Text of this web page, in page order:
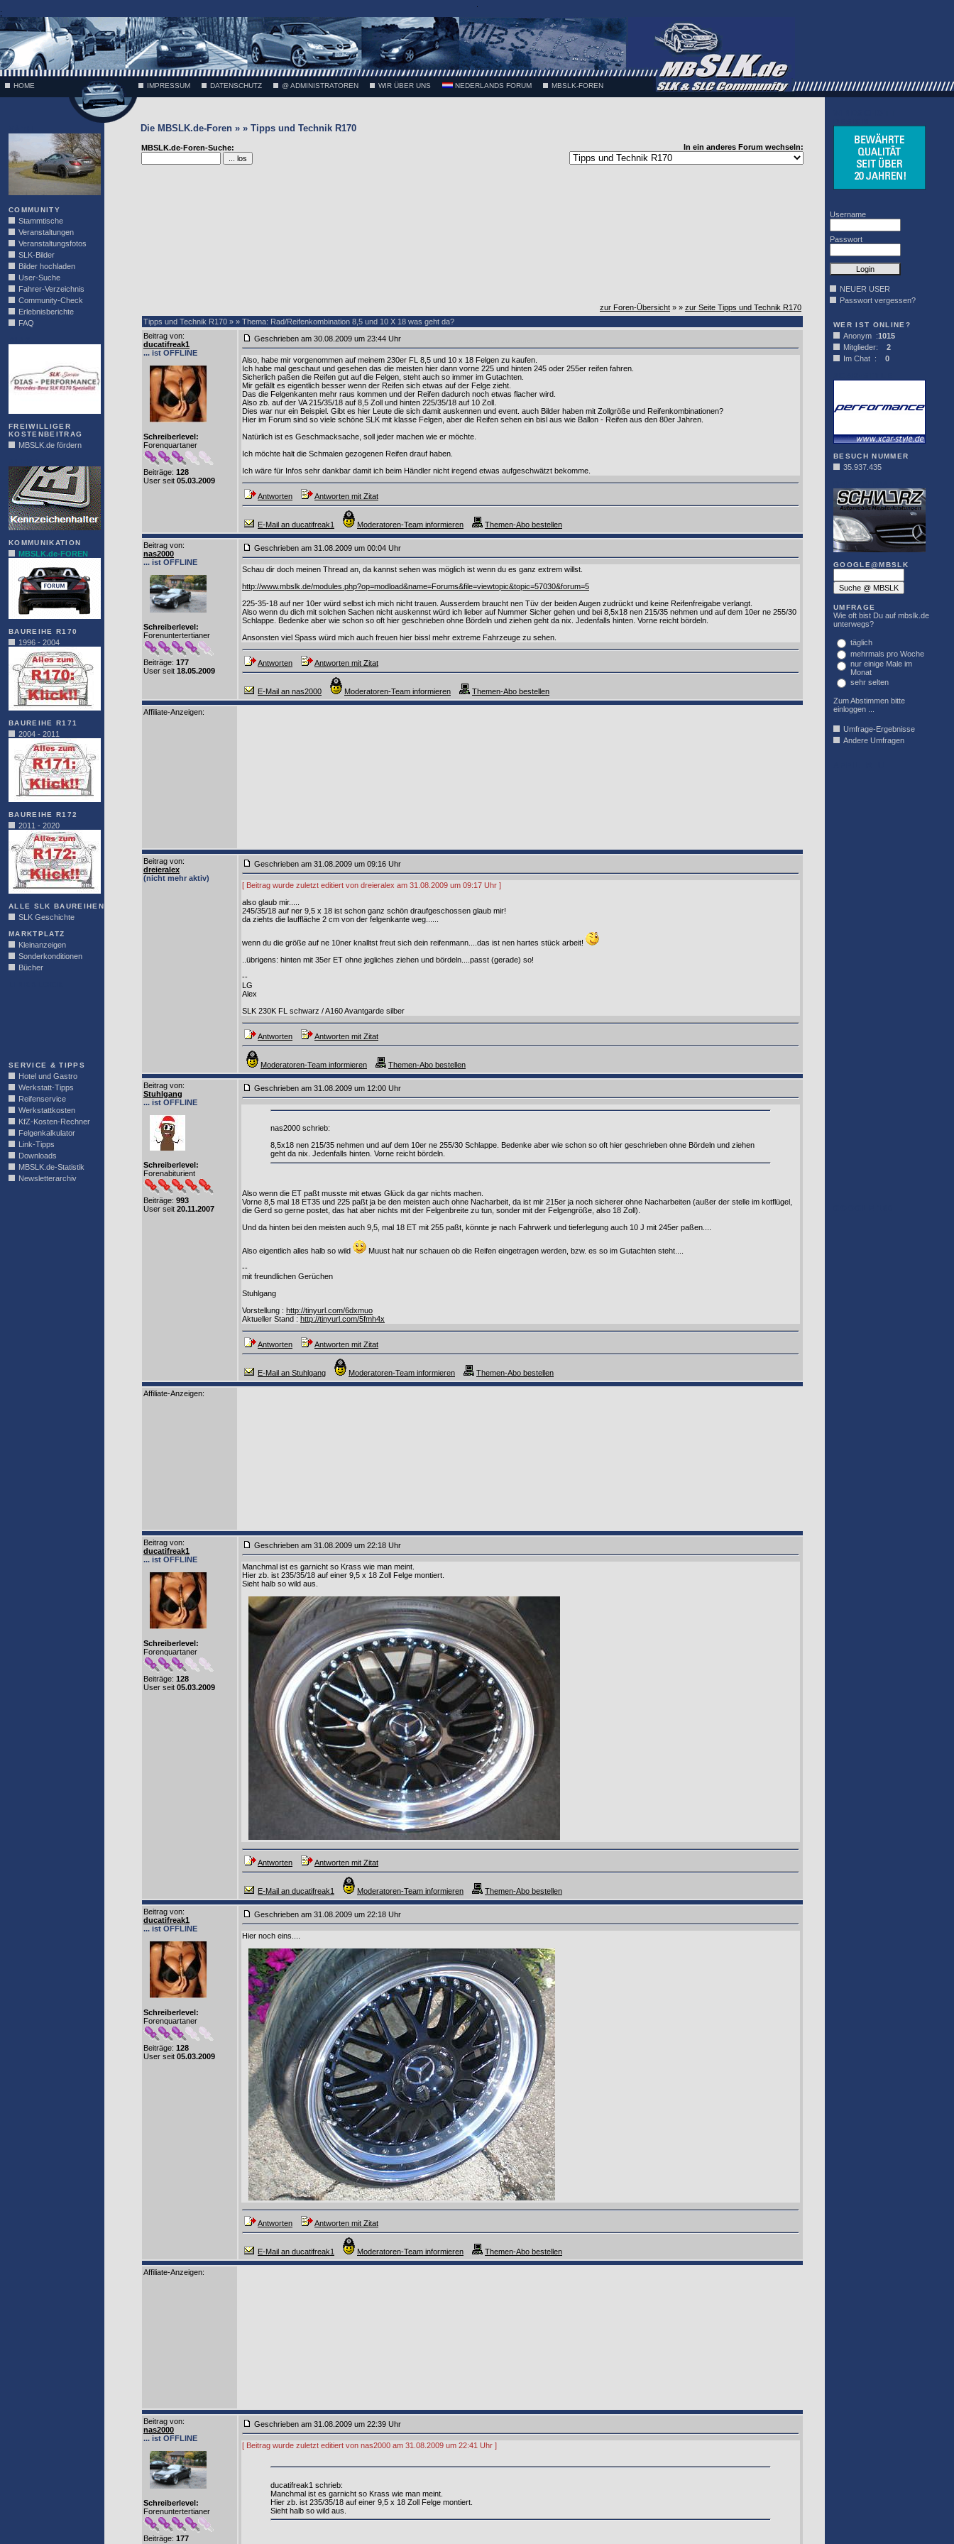
;
HOME IMPRESSUM DATENSCHUTZ @ ADMINISTRATOREN WIR ÜBER UNS NEDERLANDS FORUM MBSLK-FOREN
COMMUNITY
Stammtische
Veranstaltungen
Veranstaltungsfotos
SLK-Bilder
Bilder hochladen
User-Suche
Fahrer-Verzeichnis
Community-Check
Erlebnisberichte
FAQ
FREIWILLIGER
KOSTENBEITRAG
MBSLK.de fördern
KOMMUNIKATION
MBSLK.de-FOREN
BAUREIHE R170
1996 - 2004
BAUREIHE R171
2004 - 2011
BAUREIHE R172
2011 - 2020
ALLE SLK BAUREIHEN
SLK Geschichte
MARKTPLATZ
Kleinanzeigen
Sonderkonditionen
Bücher
SERVICE & TIPPS
Hotel und Gastro
Werkstatt-Tipps
Reifenservice
Werkstattkosten
KfZ-Kosten-Rechner
Felgenkalkulator
Link-Tipps
Downloads
MBSLK.de-Statistik
Newsletterarchiv
Die MBSLK.de-Foren » » Tipps und Technik R170
MBSLK.de-Foren-Suche: In ein anderes Forum wechseln:
zur Foren-Übersicht » » zur Seite Tipps und Technik R170
Tipps und Technik R170 » » Thema: Rad/Reifenkombination 8,5 und 10 X 18 was geht da?
Beitrag von:
ducatifreak1
... ist OFFLINE
Schreiberlevel:
Forenquartaner
Beiträge: 128
User seit 05.03.2009
Geschrieben am 30.08.2009 um 23:44 Uhr
Also, habe mir vorgenommen auf meinem 230er FL 8,5 und 10 x 18 Felgen zu kaufen.
Ich habe mal geschaut und gesehen das die meisten hier dann vorne 225 und hinten 245 oder 255er reifen fahren.
Sicherlich paßen die Reifen gut auf die Felgen, steht auch so immer im Gutachten.
Mir gefällt es eigentlich besser wenn der Reifen sich etwas auf der Felge zieht.
Das die Felgenkanten mehr raus kommen und der Reifen dadurch noch etwas flacher wird.
Also zb. auf der VA 215/35/18 auf 8,5 Zoll und hinten 225/35/18 auf 10 Zoll.
Dies war nur ein Beispiel. Gibt es hier Leute die sich damit auskennen und event. auch Bilder haben mit Zollgröße und Reifenkombinationen?
Hier im Forum sind so viele schöne SLK mit klasse Felgen, aber die Reifen sehen ein bisl aus wie Ballon - Reifen aus den 80er Jahren.
Natürlich ist es Geschmacksache, soll jeder machen wie er möchte.
Ich möchte halt die Schmalen gezogenen Reifen drauf haben.
Ich wäre für Infos sehr dankbar damit ich beim Händler nicht iregend etwas aufgeschwätzt bekomme.
Antworten Antworten mit Zitat
E-Mail an ducatifreak1 Moderatoren-Team informieren Themen-Abo bestellen
Beitrag von:
nas2000
... ist OFFLINE
Schreiberlevel:
Forenuntertertianer
Beiträge: 177
User seit 18.05.2009
Geschrieben am 31.08.2009 um 00:04 Uhr
Schau dir doch meinen Thread an, da kannst sehen was möglich ist wenn du es ganz extrem willst.
http://www.mbslk.de/modules.php?op=modload&name=Forums&file=viewtopic&topic=57030&forum=5
225-35-18 auf ner 10er würd selbst ich mich nicht trauen. Ausserdem braucht nen Tüv der beiden Augen zudrückt und keine Reifenfreigabe verlangt.
Also wenn du dich mit solchen Sachen nicht auskennst würd ich lieber auf Nummer Sicher gehen und bei 8,5x18 nen 215/35 nehmen und auf dem 10er ne 255/30
Schlappe. Bedenke aber wie schon so oft hier geschrieben ohne Bördeln und ziehen geht da nix. Jedenfalls hinten. Vorne reicht bördeln.
Ansonsten viel Spass würd mich auch freuen hier bissl mehr extreme Fahrzeuge zu sehen.
Antworten Antworten mit Zitat
E-Mail an nas2000 Moderatoren-Team informieren Themen-Abo bestellen
Affiliate-Anzeigen:
Beitrag von:
dreieralex
(nicht mehr aktiv)
Geschrieben am 31.08.2009 um 09:16 Uhr
[ Beitrag wurde zuletzt editiert von dreieralex am 31.08.2009 um 09:17 Uhr ]
also glaub mir.....
245/35/18 auf ner 9,5 x 18 ist schon ganz schön draufgeschossen glaub mir!
da ziehts die lauffläche 2 cm von der felgenkante weg......
wenn du die größe auf ne 10ner knalltst freut sich dein reifenmann....das ist nen hartes stück arbeit!
..übrigens: hinten mit 35er ET ohne jegliches ziehen und bördeln....passt (gerade) so!
--
LG
Alex
SLK 230K FL schwarz / A160 Avantgarde silber
Antworten Antworten mit Zitat
Moderatoren-Team informieren Themen-Abo bestellen
Beitrag von:
Stuhlgang
... ist OFFLINE
Schreiberlevel:
Forenabiturient
Beiträge: 993
User seit 20.11.2007
Geschrieben am 31.08.2009 um 12:00 Uhr
nas2000 schrieb:
8,5x18 nen 215/35 nehmen und auf dem 10er ne 255/30 Schlappe. Bedenke aber wie schon so oft hier geschrieben ohne Bördeln und ziehen
geht da nix. Jedenfalls hinten. Vorne reicht bördeln.
Also wenn die ET paßt musste mit etwas Glück da gar nichts machen.
Vorne 8,5 mal 18 ET35 und 225 paßt ja be den meisten auch ohne Nacharbeit, da ist mir 215er ja noch sicherer ohne Nacharbeiten (außer der stelle im kotflügel,
die Gerd so gerne postet, das hat aber nichts mit der Felgenbreite zu tun, sonder mit der Felgengröße, also 18 Zoll).
Und da hinten bei den meisten auch 9,5, mal 18 ET mit 255 paßt, könnte je nach Fahrwerk und tieferlegung auch 10 J mit 245er paßen....
Also eigentlich alles halb so wild
Muust halt nur schauen ob die Reifen eingetragen werden, bzw. es so im Gutachten steht....
--
mit freundlichen Gerüchen
Stuhlgang
Vorstellung : http://tinyurl.com/6dxmuo
Aktueller Stand : http://tinyurl.com/5fmh4x
Antworten Antworten mit Zitat
E-Mail an Stuhlgang Moderatoren-Team informieren Themen-Abo bestellen
Affiliate-Anzeigen:
Beitrag von:
ducatifreak1
... ist OFFLINE
Schreiberlevel:
Forenquartaner
Beiträge: 128
User seit 05.03.2009
Geschrieben am 31.08.2009 um 22:18 Uhr
Manchmal ist es garnicht so Krass wie man meint.
Hier zb. ist 235/35/18 auf einer 9,5 x 18 Zoll Felge montiert.
Sieht halb so wild aus.
Antworten Antworten mit Zitat
E-Mail an ducatifreak1 Moderatoren-Team informieren Themen-Abo bestellen
Beitrag von:
ducatifreak1
... ist OFFLINE
Schreiberlevel:
Forenquartaner
Beiträge: 128
User seit 05.03.2009
Geschrieben am 31.08.2009 um 22:18 Uhr
Hier noch eins....
Antworten Antworten mit Zitat
E-Mail an ducatifreak1 Moderatoren-Team informieren Themen-Abo bestellen
Affiliate-Anzeigen:
Beitrag von:
nas2000
... ist OFFLINE
Schreiberlevel:
Forenuntertertianer
Beiträge: 177
Geschrieben am 31.08.2009 um 22:39 Uhr
[ Beitrag wurde zuletzt editiert von nas2000 am 31.08.2009 um 22:41 Uhr ]
ducatifreak1 schrieb:
Manchmal ist es garnicht so Krass wie man meint.
Hier zb. ist 235/35/18 auf einer 9,5 x 18 Zoll Felge montiert.
Sieht halb so wild aus.
Username
Passwort
NEUER USER
Passwort vergessen?
WER IST ONLINE?
Anonym :1015
Mitglieder: 2
Im Chat : 0
BESUCH NUMMER
35.937.435
GOOGLE@MBSLK
UMFRAGE
Wie oft bist Du auf mbslk.de
unterwegs?
täglich
mehrmals pro Woche
nur einige Male im
Monat
sehr selten
Zum Abstimmen bitte
einloggen ...
Umfrage-Ergebnisse
Andere Umfragen